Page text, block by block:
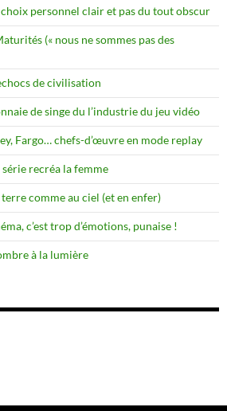
choix personnel clair et pas du tout obscur
(« nous ne sommes pas des
de civilisation
de singe du l’industrie du jeu vidéo
Fargo… chefs-d’œuvre en mode replay
recréa la femme
comme au ciel (et en enfer)
c’est trop d’émotions, punaise !
à la lumière